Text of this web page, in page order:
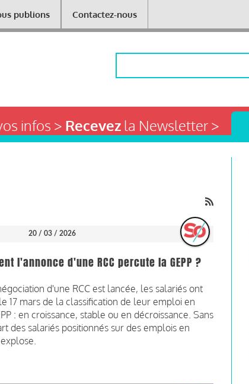
publions Contactez-nous
infos > Recevezla Newsletter >
20 / 03 / 2026
l'annonce d'une RCC percute la GEPP ?
d'une RCC est lancée, les salariés ont
17 mars de la classification de leur emploi en
: en croissance, stable ou en décroissance. Sans
des salariés positionnés sur des emplois en